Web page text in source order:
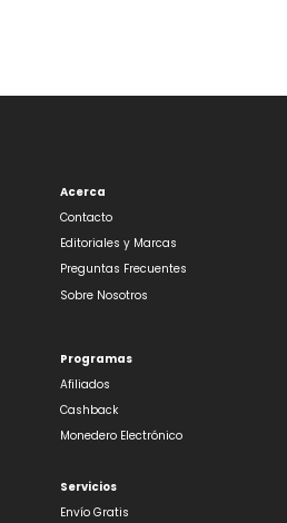
Acerca
Contacto
Editoriales y Marcas
Preguntas Frecuentes
Sobre Nosotros
Programas
Afiliados
Cashback
Monedero Electrónico
Servicios
Envío Gratis